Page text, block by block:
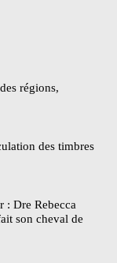
régions,
des timbres
: Dre Rebecca
son cheval de